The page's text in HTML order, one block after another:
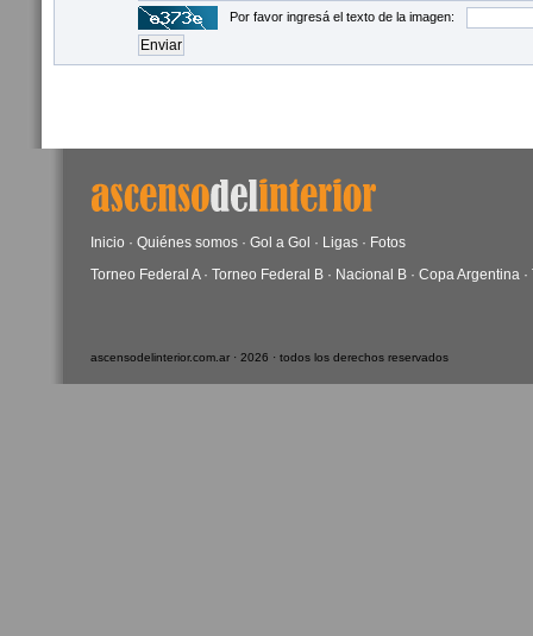
Por favor ingresá el texto de la imagen:
Inicio · Quiénes somos · Gol a Gol · Ligas · Fotos
Torneo Federal A· Torneo Federal B · Nacional B · Copa Argentina ·
ascensodelinterior.com.ar · 2026 · todos los derechos reservados